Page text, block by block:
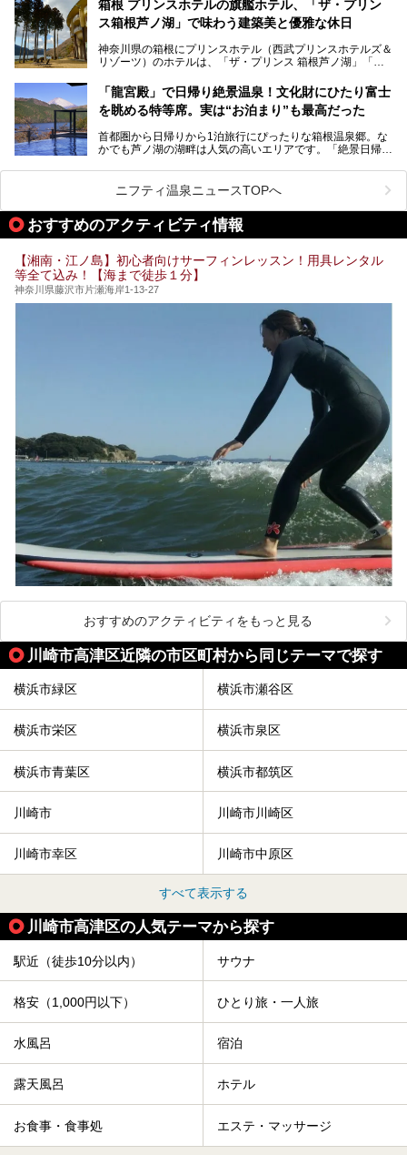
リのビーチを思わせる休憩スペース…。驚きの連続だった館
内の様子をレポートします！
そんな「癒やされたい」という願いを叶えてくれるのが、神
神奈川県には、サウナや岩盤浴、一日中遊べるエンタメ施設
など、“非日常”を味わえるスーパー銭湯が数多く揃っていま
う」という人も多いはず。
そこで今回は、神奈川県内の人気施設26選を「安さ」「岩
業」「駅近」など、目的別に厳選して紹介します。
今の気分にぴったりの施設を見つけて、最高のリフレッシュ
箱根 プリンスホテルの旗艦ホテル、「ザ・プリン
ス箱根芦ノ湖」で味わう建築美と優雅な休日
神奈川県の箱根にプリンスホテル（西武プリンスホテルズ＆
リゾーツ）のホテルは、「ザ・プリンス 箱根芦ノ湖」「芦
「箱根仙石原プリンスホテル」と4軒あり、今回ご紹介する
「ザ・プリンス 箱根芦ノ湖」は、その中でもフラッグシッ
プ（旗艦）に位置づけられる特別なホテルです。
昭和の日本を代表する建築家の一人、村野藤吾が芦ノ湖の畔
に建てた桃源郷のようなホテルがここ。自家源泉の温泉や、
提供元：株式会社西武・プリンスホテルズワールドワイド
【PR】
この記事はザ・プリンス 箱根芦ノ湖のPR記事です。
「龍宮殿」で日帰り絶景温泉！文化財にひたり富士
を眺める特等席。実は“お泊まり”も最高だった
首都圏から日帰りから1泊旅行にぴったりな箱根温泉郷。な
かでも芦ノ湖の湖畔は人気の高いエリアです。「絶景日帰り
が楽しめるまさに眺望自慢の日帰り温泉。
そしてここは全24室の「箱根 芦ノ湖畔蛸川温泉 龍宮殿」と
して宿泊もできます。宿泊者は「龍宮殿本館」の営業時間に
加えて、朝6時からの宿泊者専用時間帯にも「龍宮殿本館」
のお風呂が利用できます。
今回は日帰り温泉としての「絶景日帰り温泉 龍宮殿本館
（以下、龍宮殿本館）」と、旅館としての「箱根 芦ノ湖畔
蛸川温泉 龍宮殿（以下、龍宮殿）」の両方の魅力をたっぷ
りお伝えします！
ここは箱根神社、九頭龍神社、白龍神社、箱根元宮と箱根の
4つの神社に囲まれたパワースポットです。
提供元：株式会社西武・プリンスホテルズワールドワイド
この記事は箱根 芦ノ湖畔蛸川温泉 龍宮殿のPR記事です。
ニフティ温泉ニュースTOPへ
おすすめのアクティビティ情報
【湘南・江ノ島】初心者向けサーフィンレッスン！用具レンタル
等全て込み！【海まで徒歩１分】
神奈川県藤沢市片瀬海岸1-13-27
おすすめのアクティビティをもっと見る
川崎市高津区近隣の市区町村から同じテーマで探す
横浜市緑区 横浜市瀬谷区
横浜市栄区 横浜市泉区
横浜市青葉区 横浜市都筑区
川崎市 川崎市川崎区
川崎市幸区 川崎市中原区
すべて表示する
川崎市高津区の人気テーマから探す
駅近（徒歩10分以内） サウナ
格安（1,000円以下） ひとり旅・一人旅
水風呂 宿泊
露天風呂 ホテル
お食事・食事処 エステ・マッサージ